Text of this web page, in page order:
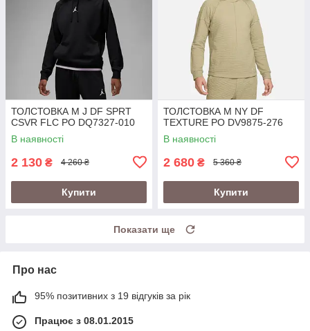
ТОЛСТОВКА M J DF SPRT
CSVR FLC PO DQ7327-010
В наявності
2 130 ₴ 4 260 ₴
Купити
ТОЛСТОВКА M NY DF
TEXTURE PO DV9875-276
В наявності
2 680 ₴ 5 360 ₴
Купити
Показати ще
Про нас
95% позитивних з 19 відгуків за рік
Працює з 08.01.2015